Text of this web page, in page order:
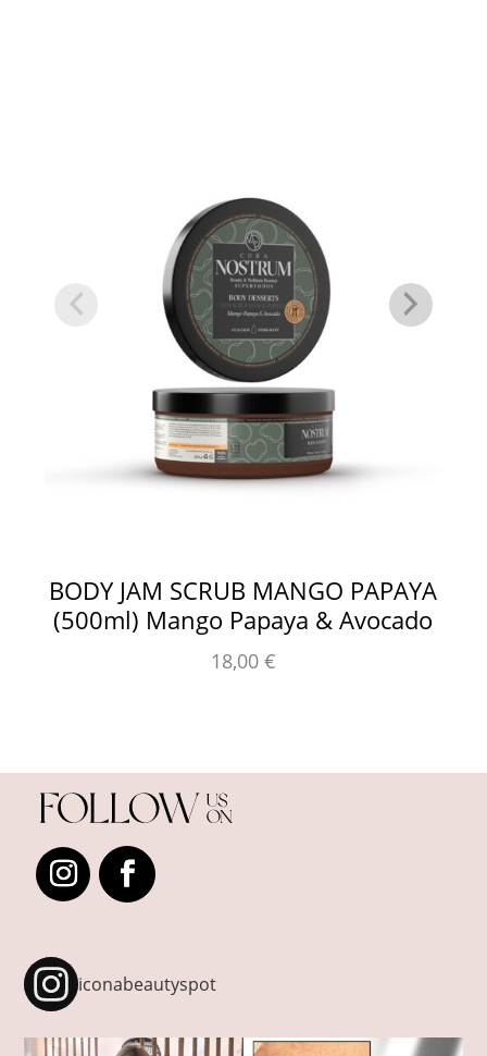
BODY JAM SCRUB MANGO PAPAYA
(500ml) Μango Papaya & Avocado
18,00 €
iconabeautyspot